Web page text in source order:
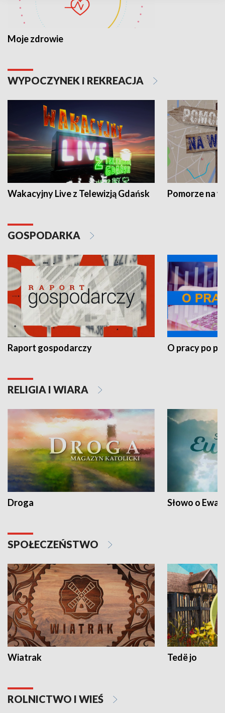
Moje zdrowie
WYPOCZYNEK I REKREACJA
Wakacyjny Live z Telewizją Gdańsk Pomorze na
GOSPODARKA
Raport gospodarczy O pracy po
RELIGIA I WIARA
Droga Słowo o
SPOŁECZEŃSTWO
Wiatrak Tedë jo
ROLNICTWO I WIEŚ